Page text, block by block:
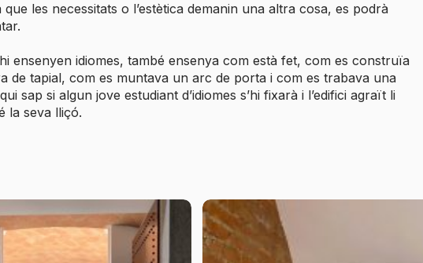
les necessitats o l’estètica demanin una altra cosa, es podrà
ensenyen idiomes, també ensenya com està fet, com es construïa
de tapial, com es muntava un arc de porta i com es trabava una
sap si algun jove estudiant d’idiomes s’hi fixarà i l’edifici agraït li
la seva lliçó.